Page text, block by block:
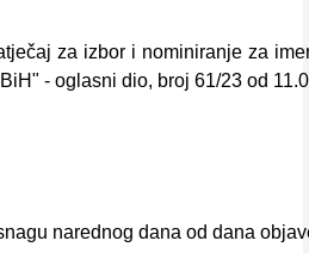
za izbor i nominiranje za
- oglasni dio, broj 61/23 od
narednog dana od dana